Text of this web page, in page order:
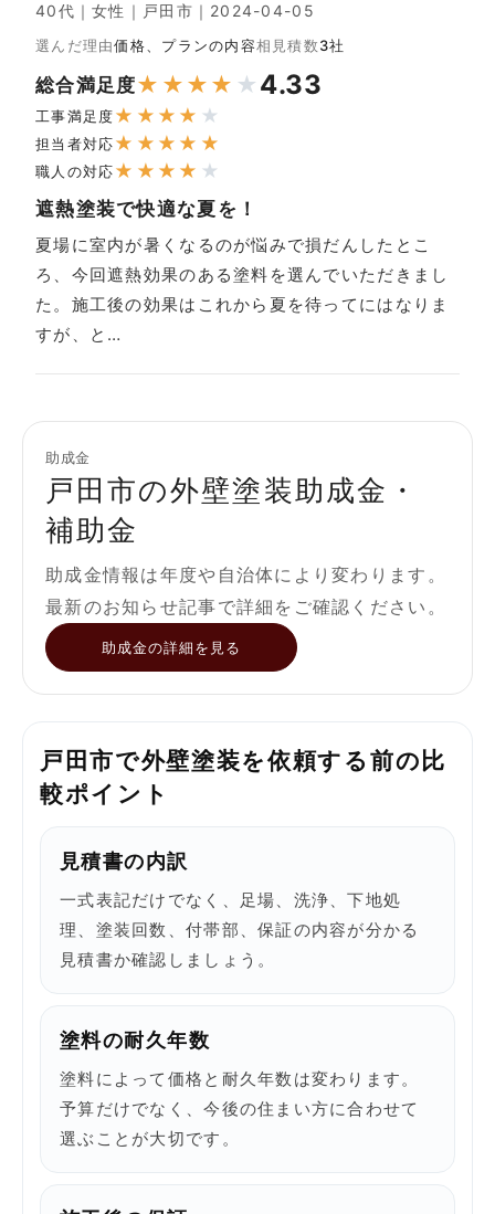
40代｜女性｜戸田市｜2024-04-05
選んだ理由価格、プランの内容相見積数3社
総合満足度★ ★ ★ ★ ★ 4.33
工事満足度★ ★ ★ ★ ★
担当者対応★ ★ ★ ★ ★
職人の対応★ ★ ★ ★ ★
遮熱塗装で快適な夏を！
夏場に室内が暑くなるのが悩みで損だんしたとこ
ろ、今回遮熱効果のある塗料を選んでいただきまし
た。施工後の効果はこれから夏を待ってにはなりま
すが、と…
助成金
戸田市の外壁塗装助成金・
補助金
助成金情報は年度や自治体により変わります。
最新のお知らせ記事で詳細をご確認ください。
助成金の詳細を見る
戸田市で外壁塗装を依頼する前の比
較ポイント
見積書の内訳
一式表記だけでなく、足場、洗浄、下地処
理、塗装回数、付帯部、保証の内容が分かる
見積書か確認しましょう。
塗料の耐久年数
塗料によって価格と耐久年数は変わります。
予算だけでなく、今後の住まい方に合わせて
選ぶことが大切です。